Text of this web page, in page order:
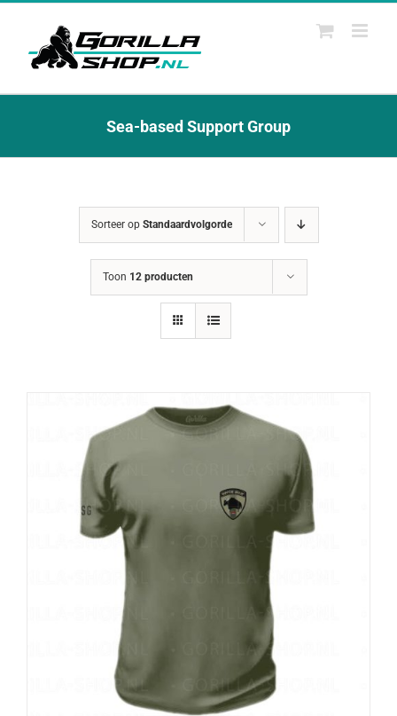
Ga
Sea-based Support Group
Sorteer op Standaardvolgorde
Toon 12 producten